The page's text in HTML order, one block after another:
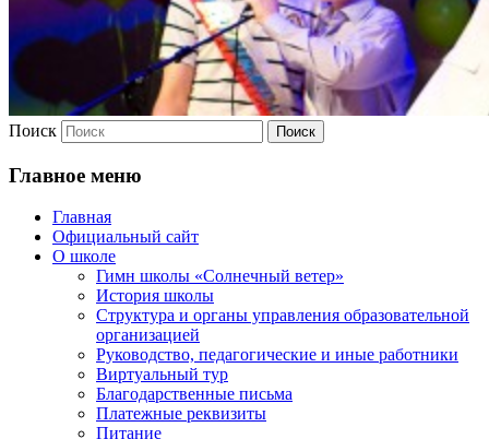
Поиск
Главное меню
Главная
Официальный сайт
О школе
Гимн школы «Солнечный ветер»
История школы
Структура и органы управления образовательной
организацией
Руководство, педагогические и иные работники
Виртуальный тур
Благодарственные письма
Платежные реквизиты
Питание